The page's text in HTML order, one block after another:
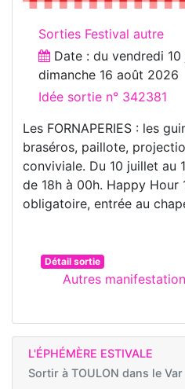
Sorties Festival autre
Date : du vendredi
dimanche 16 août 2026
Idée sortie n° 342381
Les FORNAPERIES : les
braséros, paillote,
conviviale. Du 10 juillet au
de 18h à 00h. Happy Hour
obligatoire, entrée au
Détail sortie
Autres
L'ÉPHÉMÈRE ESTIVALE
Sortir à TOULON dans le Var